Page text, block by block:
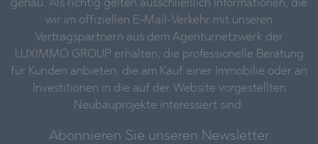
genau. Als richtig gelten ausschließlich Informationen, die
wir im offiziellen E-Mail-Verkehr mit unseren
Vertragspartnern aus dem Agenturnetzwerk der
LUXIMMO GROUP erhalten, die professionelle Beratung
für Kunden anbieten, die am Kauf einer Immobilie oder an
Investitionen in die auf der Website vorgestellten
Neubauprojekte interessiert sind.
Abonnieren Sie unseren Newsletter